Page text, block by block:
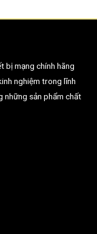
bị mạng chính hãng
nghiệm trong lĩnh
những sản phẩm chất